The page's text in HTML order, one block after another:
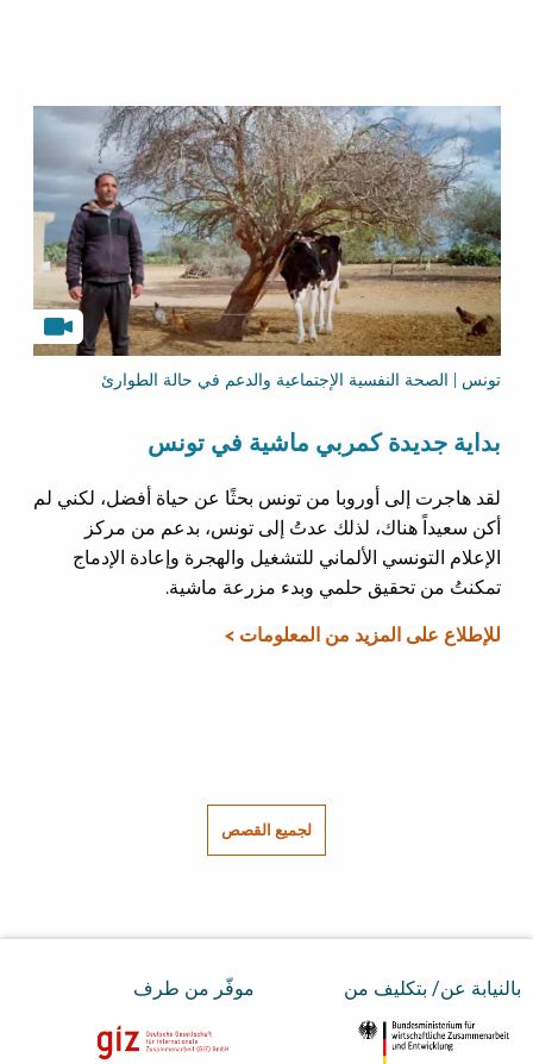
تونس | الصحة النفسية الإجتماعية والدعم في حالة الطوارئ
بداية جديدة كمربي ماشية في تونس
لقد هاجرت إلى أوروبا من تونس بحثًا عن حياة أفضل، لكني لم
أكن سعيداً هناك، لذلك عدتُ إلى تونس، بدعم من مركز
الإعلام التونسي الألماني للتشغيل والهجرة وإعادة الإدماج
تمكنتُ من تحقيق حلمي وبدء مزرعة ماشية.
للإطلاع على المزيد من المعلومات >
لجميع القصص
بالنيابة عن/ بتكليف من موفّر من طرف